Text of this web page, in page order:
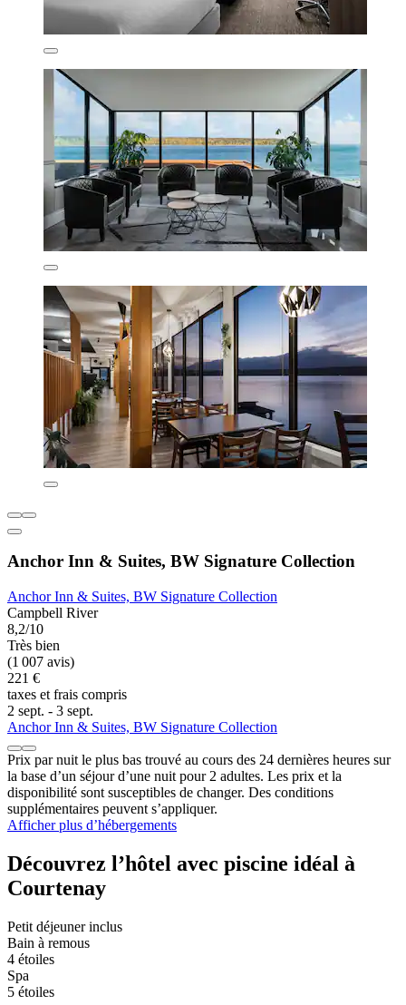
Anchor Inn & Suites, BW Signature Collection
Anchor Inn & Suites, BW Signature Collection
Campbell River
8,2/10
Très bien
(1 007 avis)
221 €
taxes et frais compris
2 sept. - 3 sept.
Anchor Inn & Suites, BW Signature Collection
Prix par nuit le plus bas trouvé au cours des 24 dernières heures sur
la base d’un séjour d’une nuit pour 2 adultes. Les prix et la
disponibilité sont susceptibles de changer. Des conditions
supplémentaires peuvent s’appliquer.
Afficher plus d’hébergements
Découvrez l’hôtel avec piscine idéal à
Courtenay
Petit déjeuner inclus
Bain à remous
4 étoiles
Spa
5 étoiles